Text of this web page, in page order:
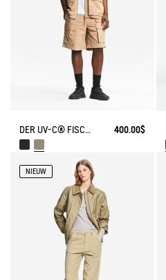
DER UV-C® FISCHER-SHORTS 400.00$
NIEUW